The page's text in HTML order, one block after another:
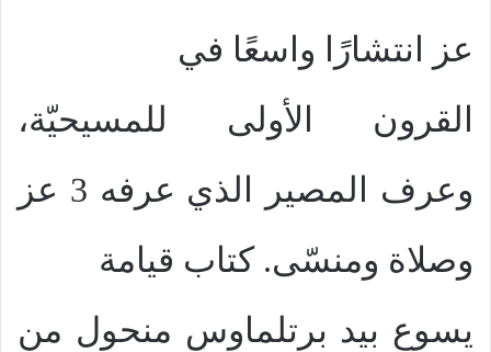
عز انتشارًا واسعًا في
القرون الأولى للمسيحيّة،
وعرف المصير الذي عرفه 3 عز
وصلاة ومنسّى. كتاب قيامة
يسوع بيد برتلماوس منحول من